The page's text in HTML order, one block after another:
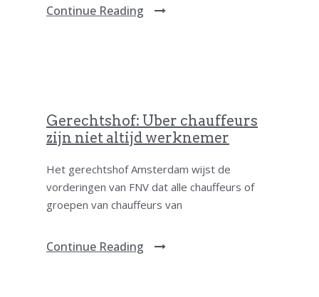
Continue Reading
Gerechtshof: Uber chauffeurs
zijn niet altijd werknemer
Het gerechtshof Amsterdam wijst de
vorderingen van FNV dat alle chauffeurs of
groepen van chauffeurs van
Continue Reading